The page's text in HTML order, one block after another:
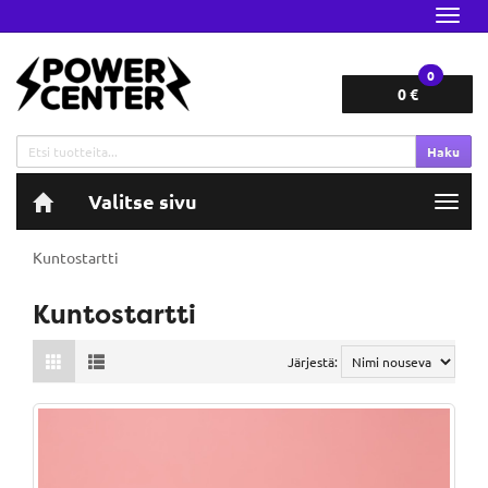
0 €
0
Haku
Valitse sivu
Kuntostartti
Kuntostartti
Järjestä: